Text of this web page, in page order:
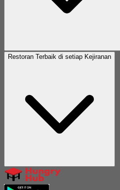
Restoran Terbaik di setiap Kejiranan